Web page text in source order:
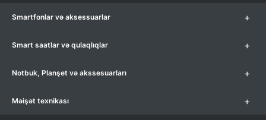
Smartfonlar və aksessuarlar +
Smart saatlar və qulaqlıqlar +
Notbuk, Planşet və akssesuarları +
Məişət texnikası +